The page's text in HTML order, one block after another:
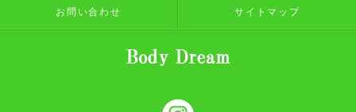
お問い合わせ サイトマップ